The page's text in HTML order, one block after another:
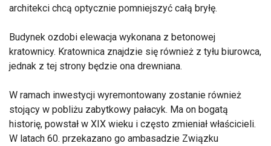
architekci chcą optycznie pomniejszyć całą bryłę.
Budynek ozdobi elewacja wykonana z betonowej
kratownicy. Kratownica znajdzie się również z tyłu biurowca,
jednak z tej strony będzie ona drewniana.
W ramach inwestycji wyremontowany zostanie również
stojący w pobliżu zabytkowy pałacyk. Ma on bogatą
historię, powstał w XIX wieku i często zmieniał właścicieli.
W latach 60. przekazano go ambasadzie Związku